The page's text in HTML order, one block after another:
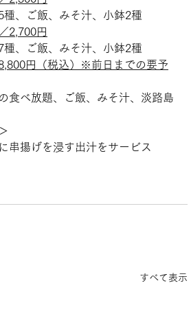
、ご飯、みそ汁、小鉢2種
2,700円
、ご飯、みそ汁、小鉢2種
円（税込）※前日までの要予
べ放題、ご飯、みそ汁、淡路島
串揚げを浸す出汁をサービス
すべて表示